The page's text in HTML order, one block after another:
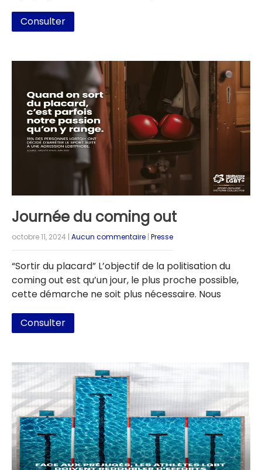
Consulter
Journée du coming out
octobre 11, 2024 | Aucun commentaire | Presse
“Sortir du placard” L’objectif de la politisation du
coming out est qu’un jour, le plus proche possible,
cette démarche ne soit plus nécessaire. Nous
Consulter